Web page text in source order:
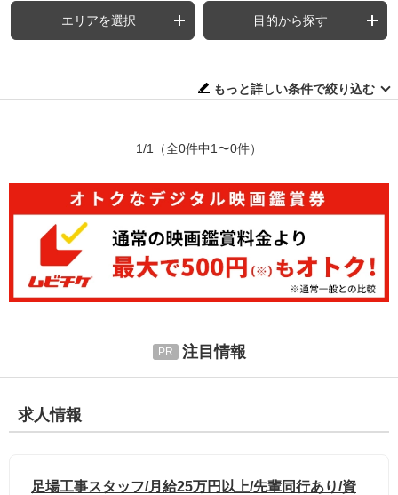
エリアを選択 目的から探す
もっと詳しい条件で絞り込む
1/1 （全0件中1〜0件）
注目情報
求人情報
足場工事スタッフ/月給25万円以上/先輩同行あり/資